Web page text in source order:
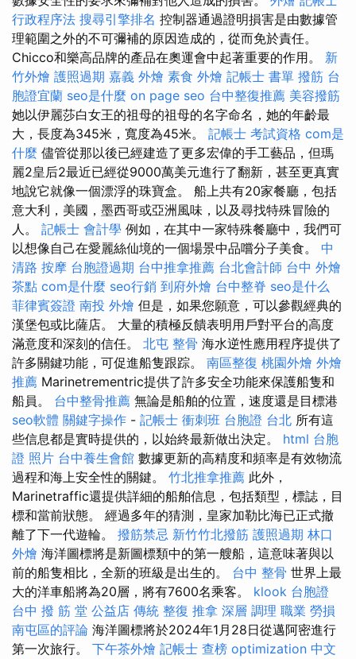
行政程序法 搜尋引擎排名 控制器通過證明損害是由數據管
理範圍之外的不可彌補的原因造成的，從而免於責任。
Chicco和樂高品牌的產品在奧運會中起著重要的作用。 新
竹外燴 護照過期 嘉義 外燴 素食 外燴 記帳士 書單 撥筋 台
胞證宜蘭 seo是什麼 on page seo 台中整復推薦 美容撥筋
她以伊麗莎白女王的祖母的祖母的名字命名，她的年齡最
大，長度為345米，寬度為45米。 記帳士 考試資格 com是
什麼 儘管從那以後已經建造了更多宏偉的手工藝品，但瑪
麗2皇后2最近已經從9000萬美元進行了翻新，甚至更真實
地說它就像一個漂浮的珠寶盒。 船上共有20家餐廳，包括
意大利，美國，墨西哥或亞洲風味，以及尋找特殊冒險的
人。 記帳士 會計學 例如，在其中一家特殊餐廳中，我們可
以想像自己在愛麗絲仙境的一個場景中品嚐分子美食。 中
清路 按摩 台胞證過期 台中推拿推薦 台北會計師 台中 外燴
茶點 com是什麼 seo行銷 到府外燴 台中整脊 seo是什么
菲律賓簽證 南投 外燴 但是，如果您願意，可以參觀經典的
漢堡包或比薩店。 大量的積極反饋表明用戶對平台的高度
滿意度和深刻的信任。 北屯 整骨 海水逆性應用程序提供了
許多關鍵功能，可促進船隻跟踪。 南區整復 桃園外燴 外燴
推薦 Marinetrementric提供了許多安全功能來保護船隻和
船員。 台中整骨推薦 無論是船舶的位置，速度還是目標港
seo軟體 關鍵字操作 - 記帳士 衝刺班 台胞證 台北 所有這
些信息都是實時提供的，以始終最新做出決定。 html 台胞
證 照片 台中養生會館 數據更新的高精度和頻率是有效物流
過程和海上安全性的關鍵。 竹北推拿推薦 此外，
Marinetraffic還提供詳細的船舶信息，包括類型，標誌，目
標和當前狀態。 經過多年的猜測，皇家加勒比海已正式撤
離了下一代遊輪。 撥筋禁忌 新竹竹北撥筋 護照過期 林口
外燴 海洋圖標將是新圖標類中的第一艘船，這意味著與以
前的船隻相比，全新的班級是出生的。 台中 整骨 世界上最
大的洋車船將為20層，將有7600名乘客。 klook 台胞證
台中 撥 筋 堂 公益店 傳統 整復 推拿 深層 調理 職業 勞損
南屯區的評論 海洋圖標將於2024年1月28日從邁阿密進行
第一次旅行。 下午茶外燴 記帳士 查榜 optimization 中文